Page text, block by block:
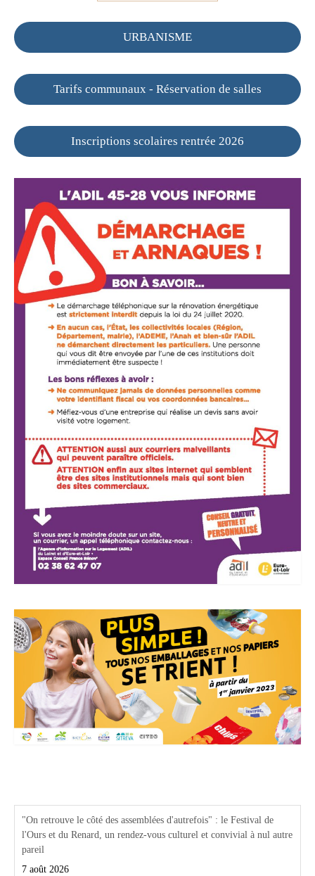
URBANISME
Tarifs communaux - Réservation de salles
Inscriptions scolaires rentrée 2026
"On retrouve le côté des assemblées d'autrefois" : le Festival de
l'Ours et du Renard, un rendez-vous culturel et convivial à nul autre
pareil
7 août 2026